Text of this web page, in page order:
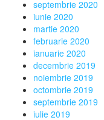
septembrie 2020
iunie 2020
martie 2020
februarie 2020
ianuarie 2020
decembrie 2019
noiembrie 2019
octombrie 2019
septembrie 2019
iulie 2019